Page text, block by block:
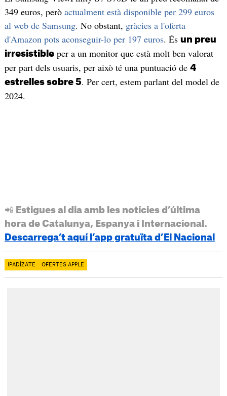
349 euros, però actualment està disponible per 299 euros
al web de Samsung. No obstant, gràcies a l'oferta
d'Amazon pots aconseguir-lo per 197 euros. És un preu
irresistibleper a un monitor que està molt ben valorat
per part dels usuaris, per això té una puntuació de 4
estrelles sobre 5. Per cert, estem parlant del model de
2024.
📲 Estigues al dia amb les notícies d’última
hora de Catalunya, Espanya i Internacional.
Descarrega’t aquí l’app gratuïta d’El Nacional
IPADÍZATE OFERTES APPLE